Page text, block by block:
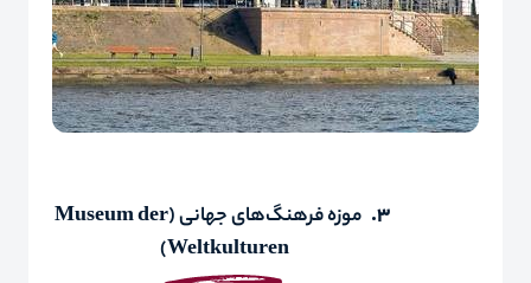
3. موزه فرهنگ‌های جهانی(
Museum der
Weltkulturen
)